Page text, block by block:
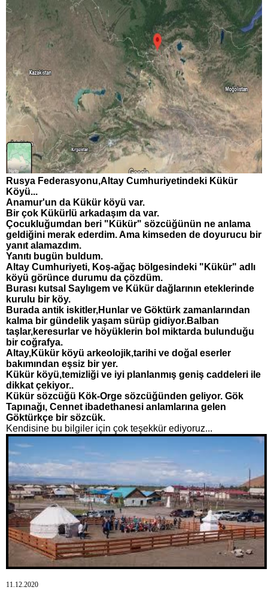
Rusya Federasyonu,Altay Cumhuriyetindeki Kükür
Köyü...
Anamur'un da Kükür köyü var.
Bir çok Kükürlü arkadaşım da var.
Çocukluğumdan beri "Kükür" sözcüğünün ne anlama
geldiğini merak ederdim. Ama kimseden de doyurucu bir
yanıt alamazdım.
Yanıtı bugün buldum.
Altay Cumhuriyeti, Koş-ağaç bölgesindeki "Kükür" adlı
köyü görünce durumu da çözdüm.
Burası kutsal Saylıgem ve Kükür dağlarının eteklerinde
kurulu bir köy.
Burada antik iskitler,Hunlar ve Göktürk zamanlarından
kalma bir gündelik yaşam sürüp gidiyor.Balban
taşlar,keresurlar ve höyüklerin bol miktarda bulunduğu
bir coğrafya.
Altay,Kükür köyü arkeolojik,tarihi ve doğal eserler
bakımından eşsiz bir yer.
Kükür köyü,temizliği ve iyi planlanmış geniş caddeleri ile
dikkat çekiyor..
Kükür sözcüğü Kök-Orge sözcüğünden geliyor. Gök
Tapınağı, Cennet ibadethanesi anlamlarına gelen
Göktürkçe bir sözcük.
Kendisine bu bilgiler için çok teşekkür ediyoruz...
11.12.2020